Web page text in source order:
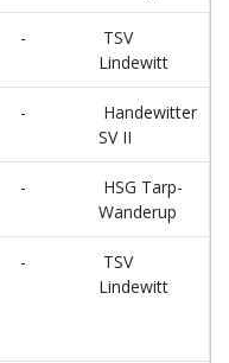
-
TSV
Lindewitt
-
Handewitter
SV II
-
HSG Tarp-
Wanderup
-
TSV
Lindewitt